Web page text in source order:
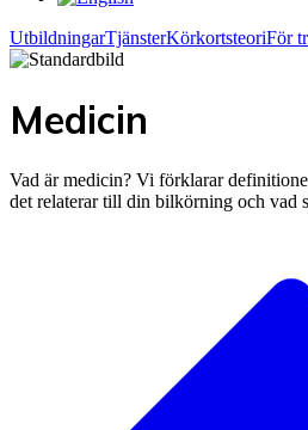
UtbildningarTjänsterKörkortsteoriFör
Medicin
Vad är medicin? Vi förklarar
det relaterar till din bilkörning och vad